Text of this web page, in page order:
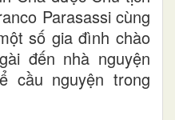
Parasassi cùng
số gia đình chào
đến nhà nguyện
cầu nguyện trong